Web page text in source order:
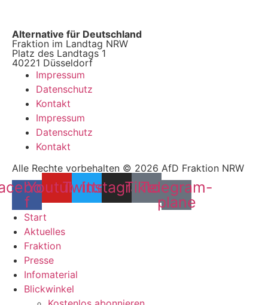
Alternative für Deutschland
Fraktion im Landtag NRW
Platz des Landtags 1
40221 Düsseldorf
Impressum
Datenschutz
Kontakt
Impressum
Datenschutz
Kontakt
Alle Rechte vorbehalten © 2026 AfD Fraktion NRW
f
YoutubeTwitter
Instagram
Tiktok
Telegram-
plane
Start
Aktuelles
Fraktion
Presse
Infomaterial
Blickwinkel